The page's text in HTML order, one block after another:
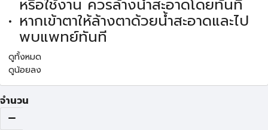
หรือใช้งาน ควรล้างน้ำสะอาดโดยทันที
หากเข้าตาให้ล้างตาด้วยน้ำสะอาดและไป
พบแพทย์ทันที
ดูทั้งหมด
ดูน้อยลง
จำนวน